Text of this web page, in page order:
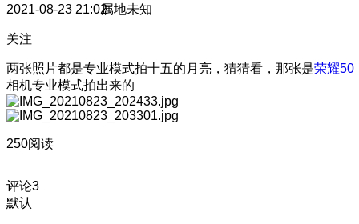
2021-08-23 21:02属地未知
关注
两张照片都是专业模式拍十五的月亮，猜猜看，那张是荣耀50
相机专业模式拍出来的
250阅读
评论3
默认